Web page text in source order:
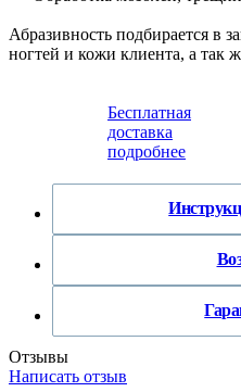
Абразивность подбирается в
ногтей и кожи клиента, а так
Бесплатная
доставка
подробнее
Отзывы
Написать отзыв